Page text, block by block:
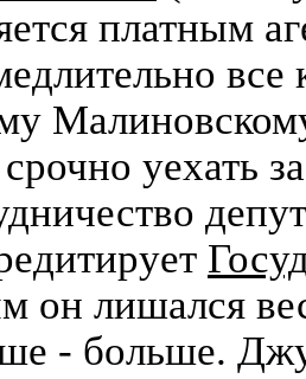
платным
уехать
он лишался
- больше.